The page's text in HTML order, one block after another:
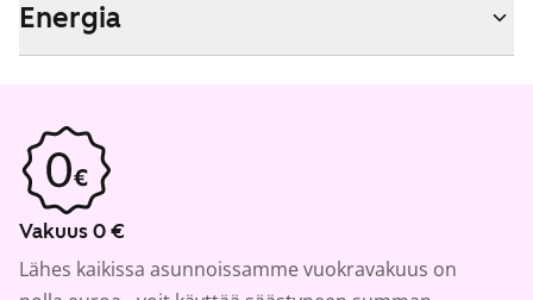
Energia
Vakuus 0 €
Lähes kaikissa asunnoissamme vuokravakuus on